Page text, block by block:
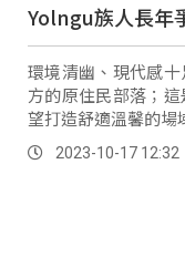
Yolngu族人長年
環境清幽、現代感
方的原住民部落；
望打造舒適溫馨的場
2023-10-17 12:32